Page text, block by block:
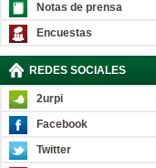
Notas de prensa
Encuestas
REDES SOCIALES
2urpi
Facebook
Twitter